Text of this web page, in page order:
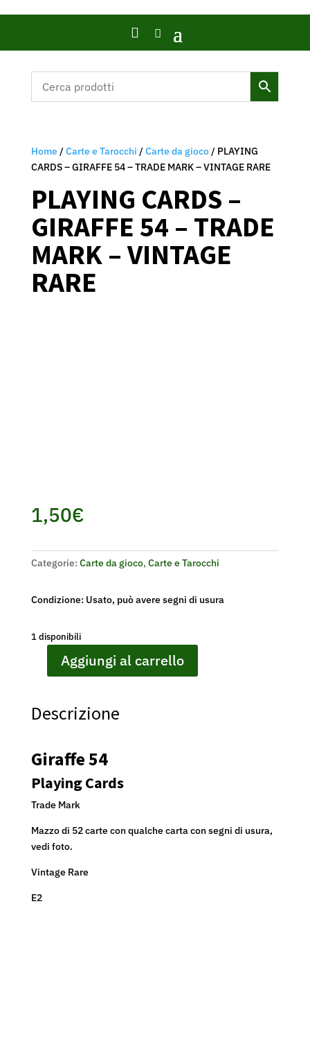

Home/Carte e Tarocchi /Carte da gioco/ PLAYING
CARDS – GIRAFFE 54 – TRADE MARK – VINTAGE RARE
PLAYING CARDS –
GIRAFFE 54 – TRADE
MARK – VINTAGE
RARE
1,50€
Categorie: Carte da gioco, Carte e Tarocchi
Condizione: Usato, può avere segni di usura
1 disponibili
PLAYING
GIRAFFE
TRADE
MARK
VINTAGE
RARE
quantità
Aggiungi al carrello
Descrizione
Giraffe 54
Playing Cards
Trade Mark
Mazzo di 52 carte con qualche carta con segni di usura,
vedi foto.
Vintage Rare
E2